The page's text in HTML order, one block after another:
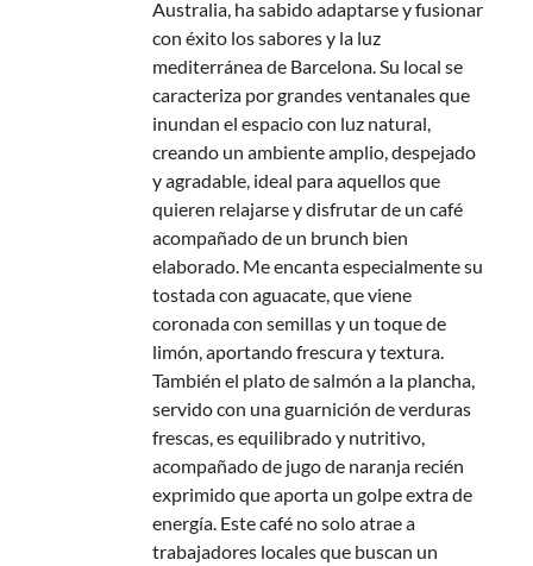
Australia, ha sabido adaptarse y fusionar
con éxito los sabores y la luz
mediterránea de Barcelona. Su local se
caracteriza por grandes ventanales que
inundan el espacio con luz natural,
creando un ambiente amplio, despejado
y agradable, ideal para aquellos que
quieren relajarse y disfrutar de un café
acompañado de un brunch bien
elaborado. Me encanta especialmente su
tostada con aguacate, que viene
coronada con semillas y un toque de
limón, aportando frescura y textura.
También el plato de salmón a la plancha,
servido con una guarnición de verduras
frescas, es equilibrado y nutritivo,
acompañado de jugo de naranja recién
exprimido que aporta un golpe extra de
energía. Este café no solo atrae a
trabajadores locales que buscan un